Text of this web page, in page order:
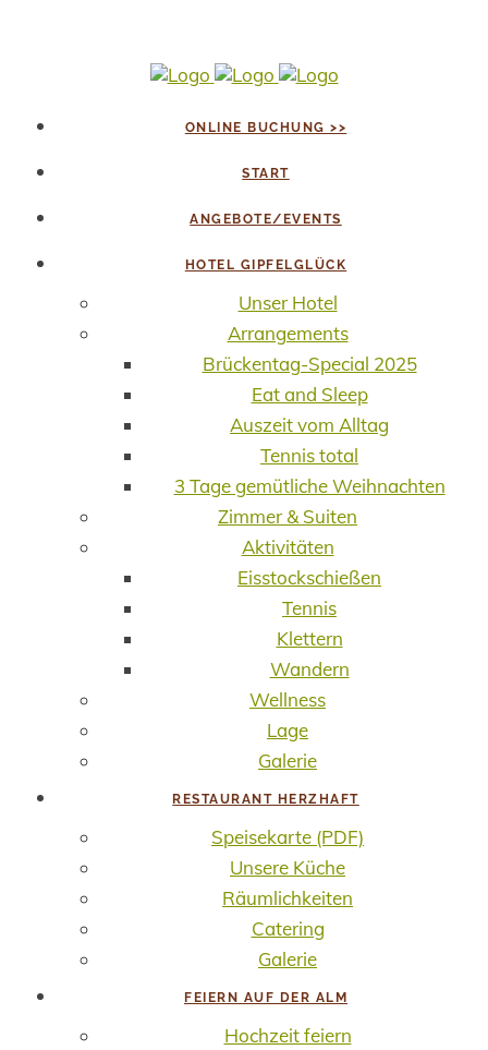
ONLINE BUCHUNG >>
START
ANGEBOTE/EVENTS
HOTEL GIPFELGLÜCK
Unser Hotel
Arrangements
Brückentag-Special 2025
Eat and Sleep
Auszeit vom Alltag
Tennis total
3 Tage gemütliche Weihnachten
Zimmer & Suiten
Aktivitäten
Eisstockschießen
Tennis
Klettern
Wandern
Wellness
Lage
Galerie
RESTAURANT HERZHAFT
Speisekarte (PDF)
Unsere Küche
Räumlichkeiten
Catering
Galerie
FEIERN AUF DER ALM
Hochzeit feiern